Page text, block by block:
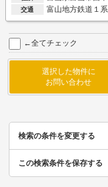
交通 富山地方鉄道１
←全てチェック
選択した物件に
お問い合わせ
検索の条件を変更する
この検索条件を保存する